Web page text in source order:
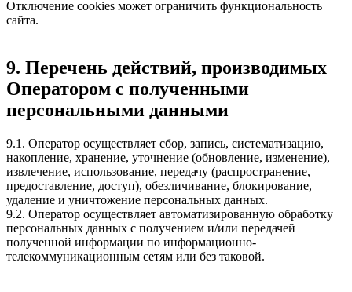
Отключение cookies может ограничить функциональность
сайта.
9. Перечень действий, производимых
Оператором с полученными
персональными данными
9.1. Оператор осуществляет сбор, запись, систематизацию,
накопление, хранение, уточнение (обновление, изменение),
извлечение, использование, передачу (распространение,
предоставление, доступ), обезличивание, блокирование,
удаление и уничтожение персональных данных.
9.2. Оператор осуществляет автоматизированную обработку
персональных данных с получением и/или передачей
полученной информации по информационно-
телекоммуникационным сетям или без таковой.